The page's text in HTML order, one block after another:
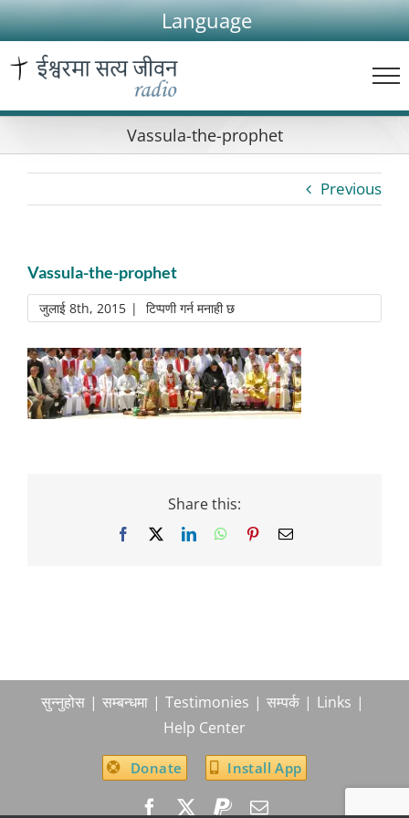
Skip
to
content
Language
Vassula-the-prophet
Previous
Vassula-the-prophet
जुलाई 8th, 2015 |
Vassula-
the-
prophet
मा
टिप्पणी गर्न मनाही छ
Share this:
Facebook LinkedInWhatsApp
PinterestEmail
सुन्नुहोस सम्बन्धमा Testimonies सम्पर्क
Links
Help Center
Donate Install App